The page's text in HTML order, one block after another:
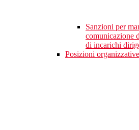
Sanzioni per
comunicazione
di incarichi
Posizioni organizzative